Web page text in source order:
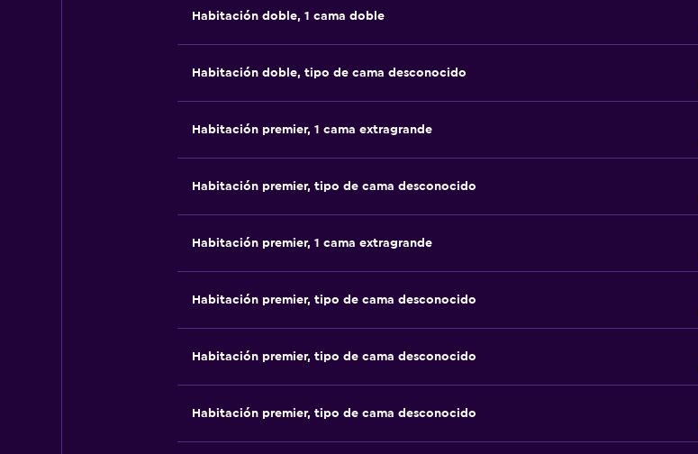
Habitación doble, 1 cama doble
Habitación doble, tipo de cama desconocido
Habitación premier, 1 cama extragrande
Habitación premier, tipo de cama desconocido
Habitación premier, 1 cama extragrande
Habitación premier, tipo de cama desconocido
Habitación premier, tipo de cama desconocido
Habitación premier, tipo de cama desconocido